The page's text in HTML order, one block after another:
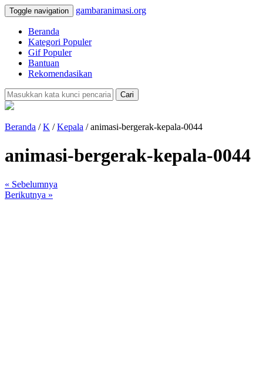
Toggle navigation gambaranimasi.org
Beranda
Kategori Populer
Gif Populer
Bantuan
Rekomendasikan
Cari
Beranda /K /Kepala / animasi-bergerak-kepala-0044
animasi-bergerak-kepala-0044
« Sebelumnya
Berikutnya »